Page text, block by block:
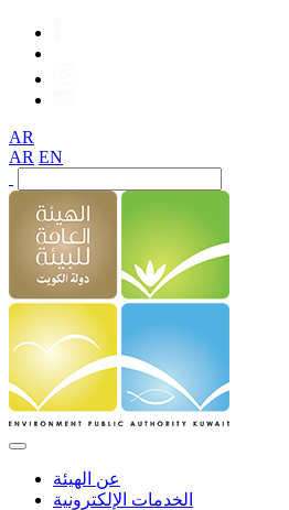
AR
AR EN
عن الهيئة
الخدمات الإلكترونية